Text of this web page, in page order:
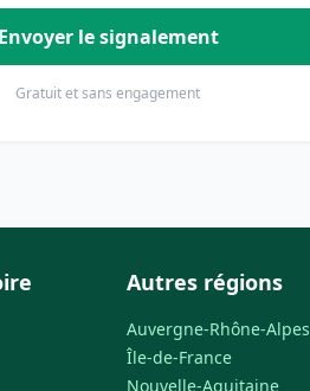
Envoyer le signalement
Gratuit et sans engagement
Autres régions
Auvergne-Rhône-Alpes
Île-de-France
Nouvelle-Aquitaine